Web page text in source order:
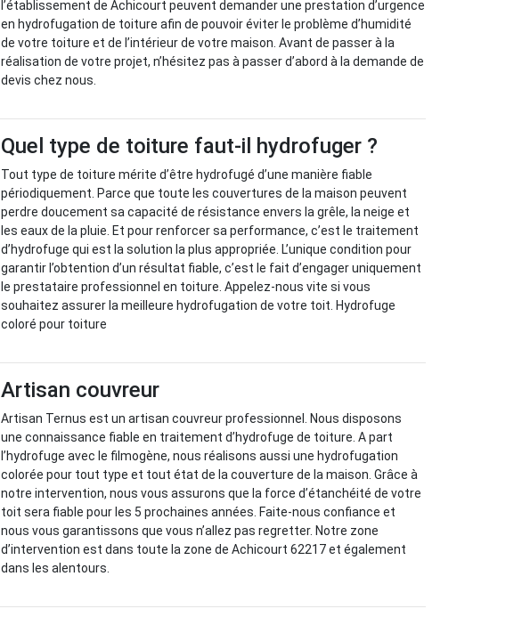
l’établissement de Achicourt peuvent demander une prestation d’urgence
en hydrofugation de toiture afin de pouvoir éviter le problème d’humidité
de votre toiture et de l’intérieur de votre maison. Avant de passer à la
réalisation de votre projet, n’hésitez pas à passer d’abord à la demande de
devis chez nous.
Quel type de toiture faut-il hydrofuger ?
Tout type de toiture mérite d’être hydrofugé d’une manière fiable
périodiquement. Parce que toute les couvertures de la maison peuvent
perdre doucement sa capacité de résistance envers la grêle, la neige et
les eaux de la pluie. Et pour renforcer sa performance, c’est le traitement
d’hydrofuge qui est la solution la plus appropriée. L’unique condition pour
garantir l’obtention d’un résultat fiable, c’est le fait d’engager uniquement
le prestataire professionnel en toiture. Appelez-nous vite si vous
souhaitez assurer la meilleure hydrofugation de votre toit. Hydrofuge
coloré pour toiture
Artisan couvreur
Artisan Ternus est un artisan couvreur professionnel. Nous disposons
une connaissance fiable en traitement d’hydrofuge de toiture. A part
l’hydrofuge avec le filmogène, nous réalisons aussi une hydrofugation
colorée pour tout type et tout état de la couverture de la maison. Grâce à
notre intervention, nous vous assurons que la force d’étanchéité de votre
toit sera fiable pour les 5 prochaines années. Faite-nous confiance et
nous vous garantissons que vous n’allez pas regretter. Notre zone
d’intervention est dans toute la zone de Achicourt 62217 et également
dans les alentours.